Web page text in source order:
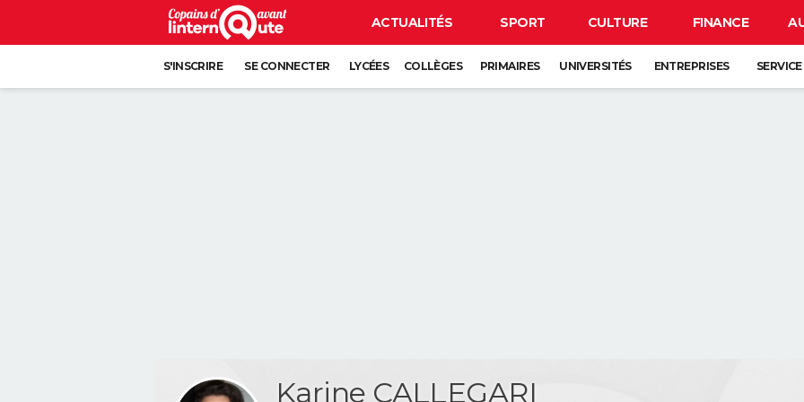
ACTUALITÉS SPORT CULTURE FINANCE
S'INSCRIRE SE CONNECTER LYCÉES COLLÈGES PRIMAIRES UNIVERSITÉS ENTREPRISES
Karine CALLEGARI